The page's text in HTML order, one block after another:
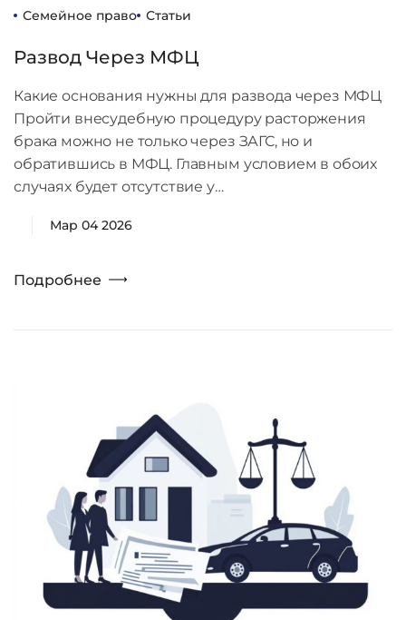
Семейное право Статьи
Развод Через МФЦ
Какие основания нужны для развода через МФЦ
Пройти внесудебную процедуру расторжения
брака можно не только через ЗАГС, но и
обратившись в МФЦ. Главным условием в обоих
случаях будет отсутствие у…
Мар 04 2026
Подробнее